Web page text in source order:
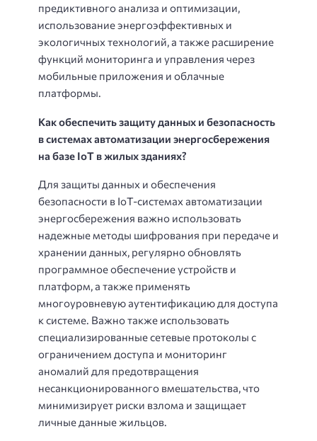
предиктивного анализа и оптимизации,
использование энергоэффективных и
экологичных технологий, а также расширение
функций мониторинга и управления через
мобильные приложения и облачные
платформы.
Как обеспечить защиту данных и безопасность
в системах автоматизации энергосбережения
на базе IoT в жилых зданиях?
Для защиты данных и обеспечения
безопасности в IoT-системах автоматизации
энергосбережения важно использовать
надежные методы шифрования при передаче и
хранении данных, регулярно обновлять
программное обеспечение устройств и
платформ, а также применять
многоуровневую аутентификацию для доступа
к системе. Важно также использовать
специализированные сетевые протоколы с
ограничением доступа и мониторинг
аномалий для предотвращения
несанкционированного вмешательства, что
минимизирует риски взлома и защищает
личные данные жильцов.